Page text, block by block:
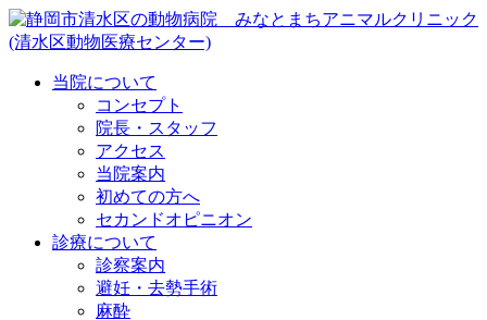
当院について
コンセプト
院長・スタッフ
アクセス
当院案内
初めての方へ
セカンドオピニオン
診療について
診察案内
避妊・去勢手術
麻酔